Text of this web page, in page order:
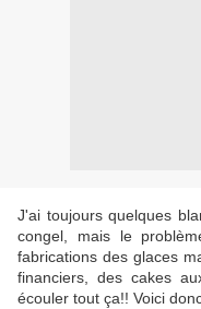
J'ai toujours quelques
congel, mais le
fabrications des glaces
financiers, des cakes
écouler tout ça!! Voici